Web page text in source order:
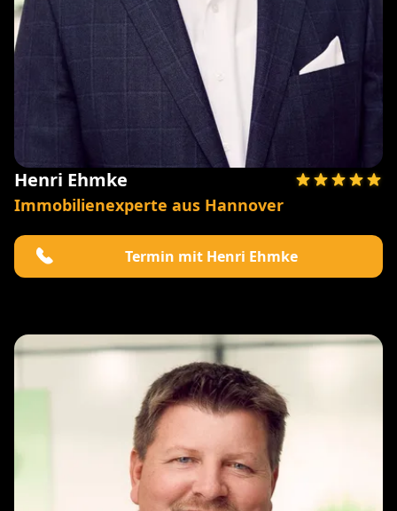
Henri Ehmke
Immobilienexperte aus Hannover
Termin mit Henri Ehmke